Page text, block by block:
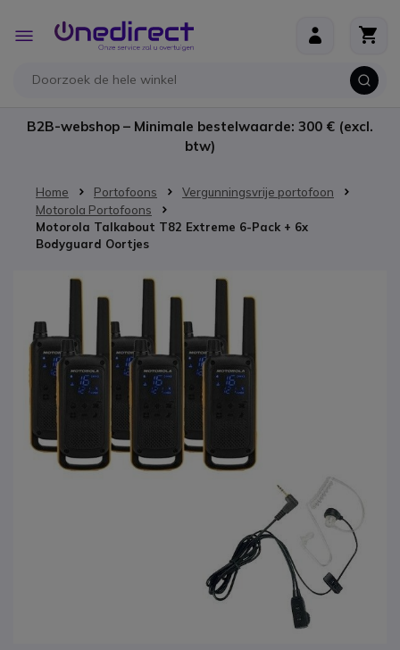
Toggle
Nav
B2B-webshop – Minimale bestelwaarde: 300 € (excl.
btw)
Home Portofoons
Vergunningsvrije portofoon
Motorola Portofoons
Motorola Talkabout T82 Extreme 6-Pack + 6x
Bodyguard Oortjes
Ga naar het einde van de afbeeldingen-gallerij